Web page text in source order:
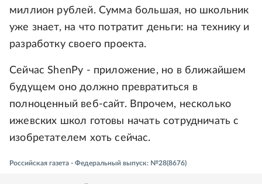
миллион рублей. Сумма большая, но школьник
уже знает, на что потратит деньги: на технику и
разработку своего проекта.
Сейчас ShenPy - приложение, но в ближайшем
будущем оно должно превратиться в
полноценный веб-сайт. Впрочем, несколько
ижевских школ готовы начать сотрудничать с
изобретателем хоть сейчас.
Российская газета - Федеральный выпуск: №28(8676)